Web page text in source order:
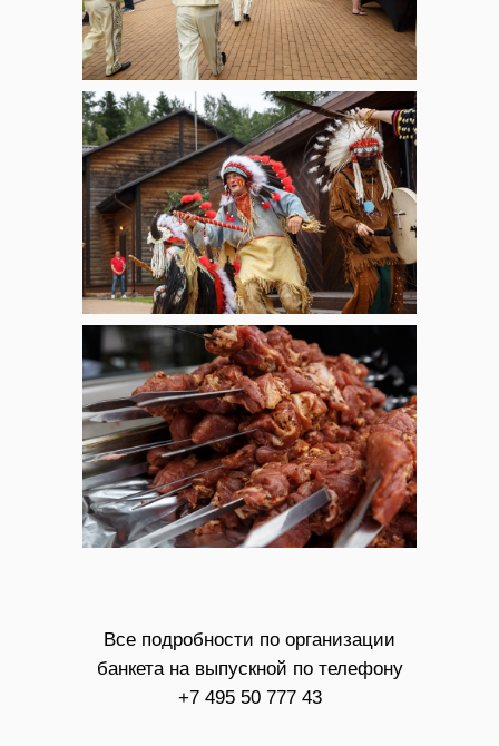
Все подробности по организации
банкета на выпускной по телефону
+7 495 50 777 43